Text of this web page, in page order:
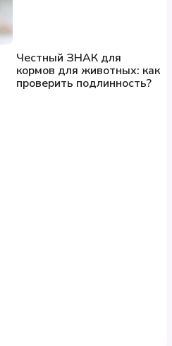
Честный ЗНАК для
кормов для животных: как
проверить подлинность?